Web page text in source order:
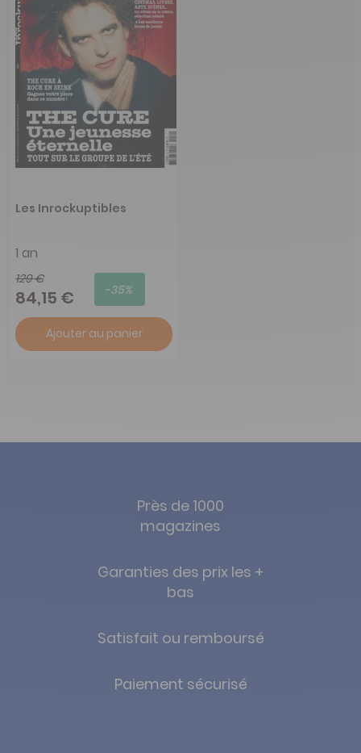
Les Inrockuptibles
1 an
129 €
84,15 € -35%
Ajouter au panier
Près de 1000
magazines
Garanties des prix les +
bas
Satisfait ou remboursé
Paiement sécurisé